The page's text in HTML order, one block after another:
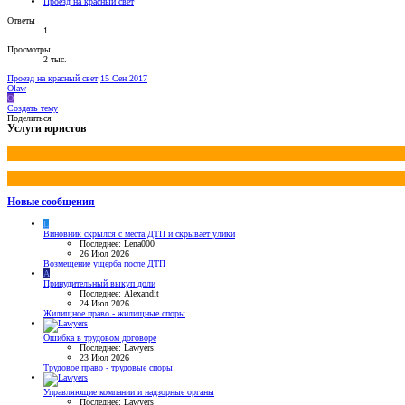
Ответы
1
Просмотры
2 тыс.
Проезд на красный свет 15 Сен 2017
Olaw
O
Создать тему
Поделиться
Услуги юристов
Новые сообщения
L
Виновник скрылся с места ДТП и скрывает улики
Последнее: Lena000
26 Июл 2026
Возмещение ущерба после ДТП
A
Принудительный выкуп доли
Последнее: Alexandit
24 Июл 2026
Жилищное право - жилищные споры
Ошибка в трудовом договоре
Последнее: Lawyers
23 Июл 2026
Трудовое право - трудовые споры
Управляющие компании и надзорные органы
Последнее: Lawyers